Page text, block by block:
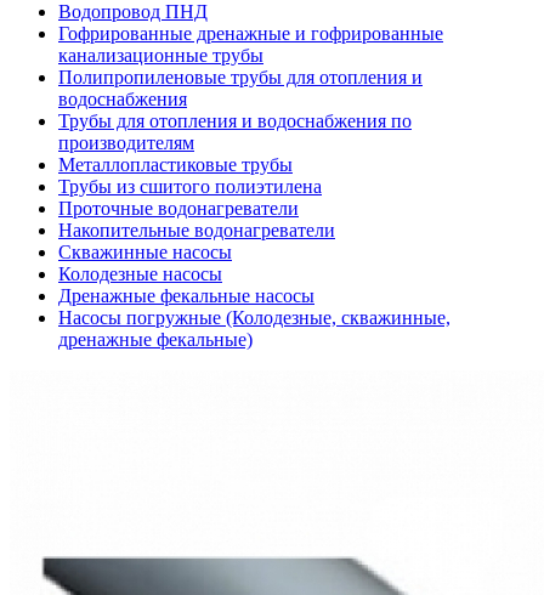
Водопровод ПНД
Гофрированные дренажные и гофрированные
канализационные трубы
Полипропиленовые трубы для отопления и
водоснабжения
Трубы для отопления и водоснабжения по
производителям
Металлопластиковые трубы
Трубы из сшитого полиэтилена
Проточные водонагреватели
Накопительные водонагреватели
Скважинные насосы
Колодезные насосы
Дренажные фекальные насосы
Насосы погружные (Колодезные, скважинные,
дренажные фекальные)